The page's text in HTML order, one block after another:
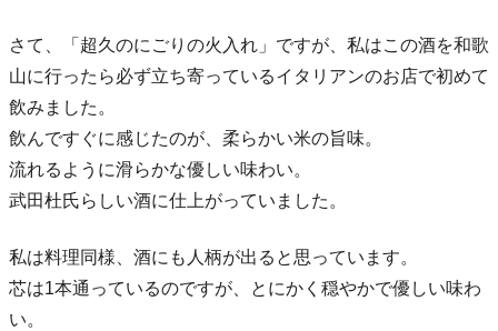
さて、「超久のにごりの火入れ」ですが、私はこの酒を和歌
山に行ったら必ず立ち寄っているイタリアンのお店で初めて
飲みました。
飲んですぐに感じたのが、柔らかい米の旨味。
流れるように滑らかな優しい味わい。
武田杜氏らしい酒に仕上がっていました。
私は料理同様、酒にも人柄が出ると思っています。
芯は1本通っているのですが、とにかく穏やかで優しい味わ
い。